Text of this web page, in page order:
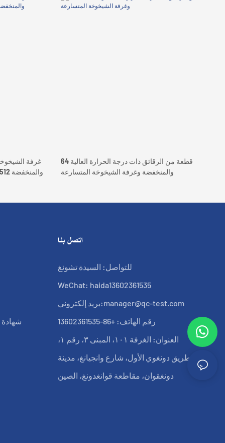
غرفة
والمنخفضة 512 نظام اختبار ذكي لشريحة ذاكرة فلاش
64 قطعة من الرقائق ذات درجة الحرارة العالية
والمنخفضة وغرفة الشيخوخة المتسارعة
شهادة
اتصل بنا
للتواصل: السيدة تشونغ
WeChat: haida13602361535
بريد إلكتروني:manager@qc-test.com
رقم الهاتف: +86-13602361535
العنوان: الغرفة ١٠١، المبنى ٣، رقم ١،
طريق دونغوي الأول، شارع وانجيانغ، مدينة
دونغقوان، مقاطعة قوانغدونغ، الصين